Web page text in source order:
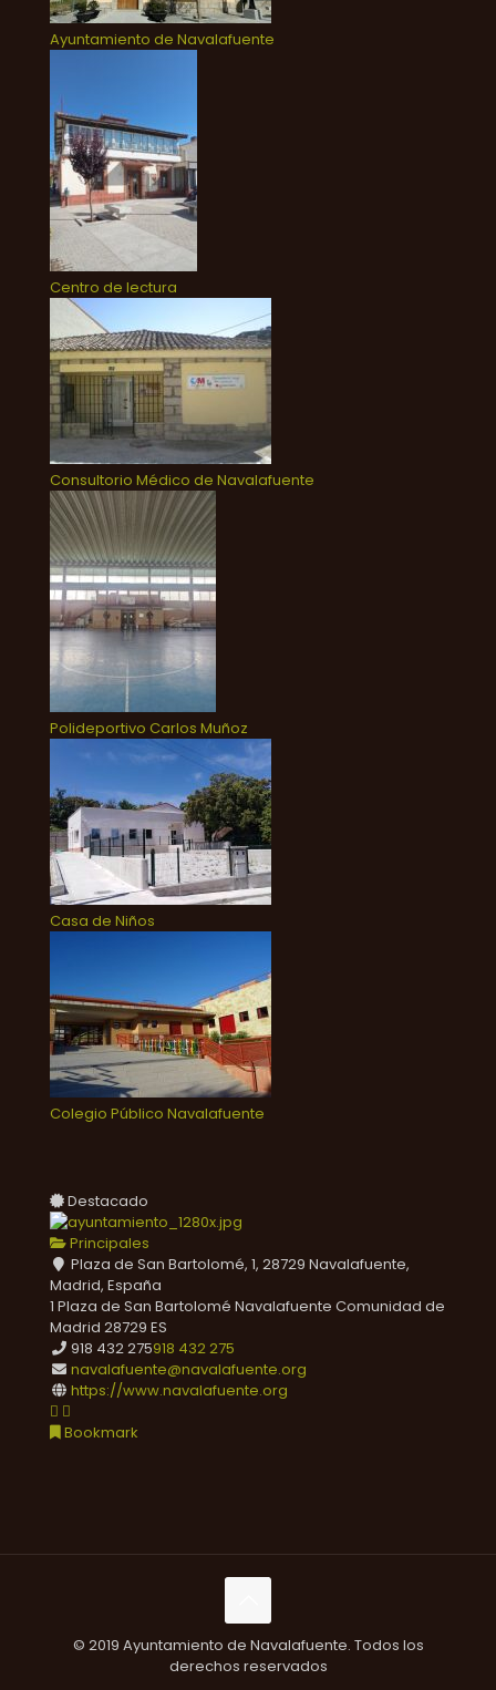
Ayuntamiento de Navalafuente
Centro de lectura
Consultorio Médico de Navalafuente
Polideportivo Carlos Muñoz
Casa de Niños
Colegio Público Navalafuente
Destacado
Principales
Plaza de San Bartolomé, 1, 28729 Navalafuente,
Madrid, España
1 Plaza de San Bartolomé Navalafuente Comunidad de
Madrid 28729 ES
918 432 275918 432 275
navalafuente@navalafuente.org
https://www.navalafuente.org
Bookmark
© 2019 Ayuntamiento de Navalafuente. Todos los
derechos reservados